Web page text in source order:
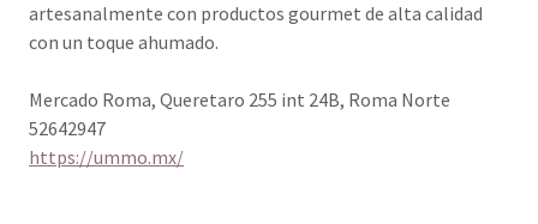
artesanalmente con productos gourmet de alta calidad
con un toque ahumado.
Mercado Roma, Queretaro 255 int 24B, Roma Norte
52642947
https://ummo.mx/